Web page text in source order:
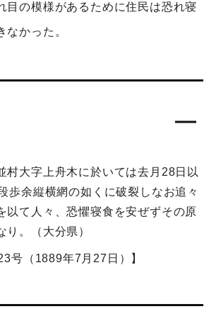
目の模様があるために住民は恐れ寝
なかった。
村大字上舟木に於いては去月28日以
歩余縦横網の如くに破裂しなお追々
以て人々、恐懼寝食を安ぜずその原
り。（大分県）
号（1889年7月27日）】